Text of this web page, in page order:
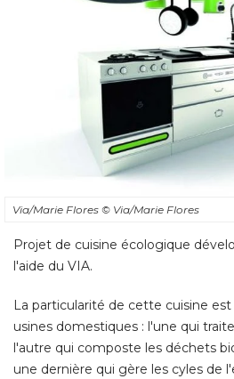
Via/Marie Flores © Via/Marie Flores
Projet de cuisine écologique
l'aide du VIA.
La particularité de cette cuisine
usines domestiques : l'une qui
l'autre qui composte les déchets
une dernière qui gère les cyles de